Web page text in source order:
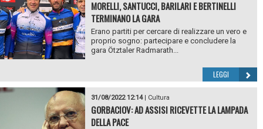
MORELLI, SANTUCCI, BARILARI E BERTINELLI
TERMINANO LA GARA
Erano partiti per cercare di realizzare un vero e
proprio sogno: partecipare e concludere la
gara Ötztaler Radmarath...
LEGGI
31/08/2022 12:14| Cultura
GORBACIOV: AD ASSISI RICEVETTE LA LAMPADA
DELLA PACE